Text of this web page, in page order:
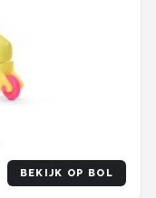
BEKIJK OP BOL